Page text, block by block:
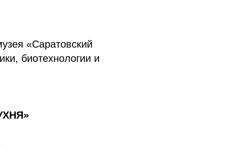
«Саратовский
биотехнологии и